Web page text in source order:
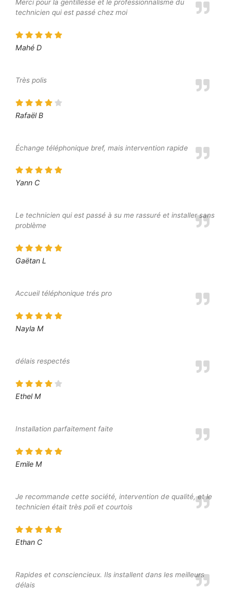
Merci pour la gentillesse et le professionnalisme du
technicien qui est passé chez moi
Mahé D
Très polis
Rafaël B
Échange téléphonique bref, mais intervention rapide
Yann C
Le technicien qui est passé à su me rassuré et installer sans
problème
Gaëtan L
Accueil téléphonique trés pro
Nayla M
délais respectés
Ethel M
Installation parfaitement faite
Emile M
Je recommande cette société, intervention de qualité, et le
technicien était très poli et courtois
Ethan C
Rapides et consciencieux. Ils installent dans les meilleurs
délais